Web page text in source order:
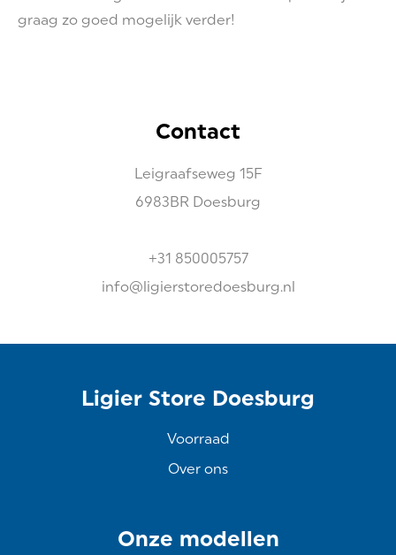
graag zo goed mogelijk verder!
Contact
Leigraafseweg 15F
6983BR Doesburg
+31 850005757
info@ligierstoredoesburg.nl
Ligier Store Doesburg
Voorraad
Over ons
Onze modellen